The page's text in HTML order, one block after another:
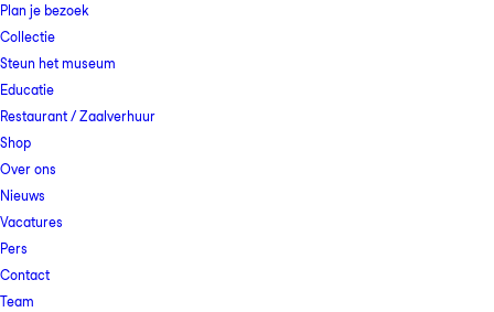
Plan je bezoek
Collectie
Steun het museum
Educatie
Restaurant / Zaalverhuur
Shop
Over ons
Nieuws
Vacatures
Pers
Contact
Team